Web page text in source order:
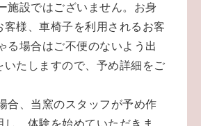
施設ではございません。お身
客様、車椅子を利用されるお客
る場合はご不便のないよう 出
いたしますので、予め詳細をご
合、当窯のスタッフが予め作
し、体験を始めていただきま